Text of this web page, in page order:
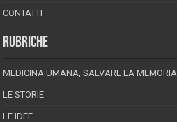
CONTATTI
RUBRICHE
MEDICINA UMANA, SALVARE LA MEMORIA
LE STORIE
LE IDEE